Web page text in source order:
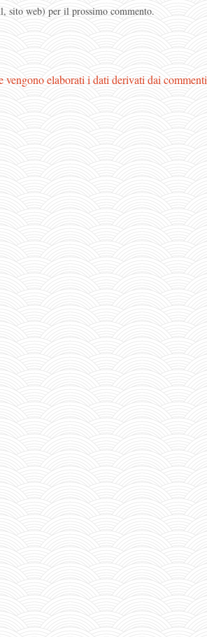
sito web) per il prossimo commento.
vengono elaborati i dati derivati dai commenti